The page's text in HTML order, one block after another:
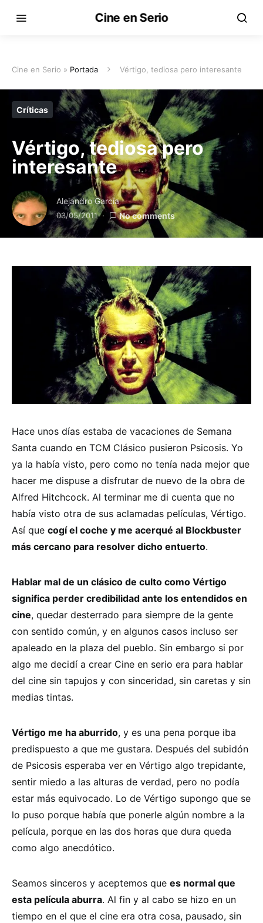
Cine en Serio
Cine en Serio » Portada Vértigo, tediosa pero interesante
Críticas
Vértigo, tediosa pero
interesante
Alejandro García
03/05/2011 No comments
Hace unos días estaba de vacaciones de Semana
Santa cuando en TCM Clásico pusieron Psicosis. Yo
ya la había visto, pero como no tenía nada mejor que
hacer me dispuse a disfrutar de nuevo de la obra de
Alfred Hitchcock. Al terminar me di cuenta que no
había visto otra de sus aclamadas películas, Vértigo.
Así que cogí el coche y me acerqué al Blockbuster
más cercano para resolver dicho entuerto.
Hablar mal de un clásico de culto como Vértigo
significa perder credibilidad ante los entendidos en
cine, quedar desterrado para siempre de la gente
con sentido común, y en algunos casos incluso ser
apaleado en la plaza del pueblo. Sin embargo si por
algo me decidí a crear Cine en serio era para hablar
del cine sin tapujos y con sinceridad, sin caretas y sin
medias tintas.
Vértigo me ha aburrido, y es una pena porque iba
predispuesto a que me gustara. Después del subidón
de Psicosis esperaba ver en Vértigo algo trepidante,
sentir miedo a las alturas de verdad, pero no podía
estar más equivocado. Lo de Vértigo supongo que se
lo puso porque había que ponerle algún nombre a la
película, porque en las dos horas que dura queda
como algo anecdótico.
Seamos sinceros y aceptemos que es normal que
esta película aburra. Al fin y al cabo se hizo en un
tiempo en el que el cine era otra cosa, pausado, sin